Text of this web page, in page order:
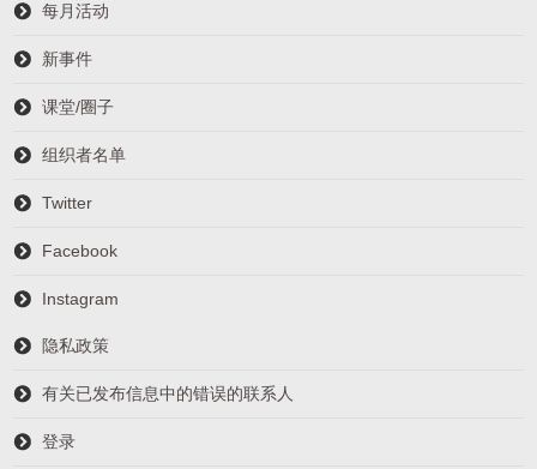
每月活动
新事件
课堂/圈子
组织者名单
Twitter
Facebook
Instagram
隐私政策
有关已发布信息中的错误的联系人
登录